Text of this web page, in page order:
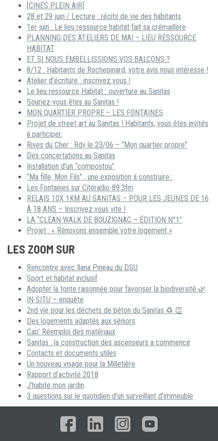
[CINÉS PLEIN AIR]
28 et 29 juin / Lecture : récits de vie des habitants
1er juin : Le lieu ressource habitat fait sa crémaillère
PLANNING DES ATELIERS DE MAI – LIEU RESSOURCE
HABITAT
ET SI NOUS EMBELLISSIONS VOS BALCONS ?
8/12 : Habitants de Rochepinard, votre avis nous intéresse !
Atelier d’écriture : inscrivez vous !
Le lieu ressource Habitat : ouverture au Sanitas
Souriez-vous êtes au Sanitas !
MON QUARTIER PROPRE – LES FONTAINES
Projet de street art au Sanitas ! Habitants, vous êtes invités
à participer.
Rives du Cher : Rdv le 23/06 – “Mon quartier propre”
Des concertations au Sanitas
Installation d’un “compostou”
“Ma fille, Mon Fils” , une exposition à construire :
Les Fontaines sur Citéradio-89.3fm
RELAIS 10X 1KM AU SANITAS – POUR LES JEUNES DE 16
À 18 ANS – Inscrivez vous vite !
LA “CLEAN WALK DE BOUZIGNAC – ÉDITION N°1”
Projet : « Rénovons ensemble votre logement »
LES ZOOM SUR
Rencontre avec Ilana Pineau du DSU
Sport et habitat inclusif
Adopter la tonte raisonnée pour favoriser la biodiversité 🌿
IN SITU – enquête
2nd vie pour les déchets de béton du Sanitas ♻ 👏
Des logements adaptés aux séniors
Cap’ Réemploi des matériaux
Sanitas : la construction des ascenseurs a commencé
Contacts et documents utiles
Un nouveau visage pour la Milletière
Rapport d’activité 2018
J’habite mon jardin
3 questions sur le quotidien d’un surveillant d’immeuble